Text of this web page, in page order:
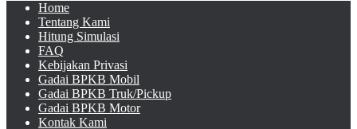
Home
Tentang Kami
Hitung Simulasi
FAQ
Kebijakan Privasi
Gadai BPKB Mobil
Gadai BPKB Truk/Pickup
Gadai BPKB Motor
Kontak Kami